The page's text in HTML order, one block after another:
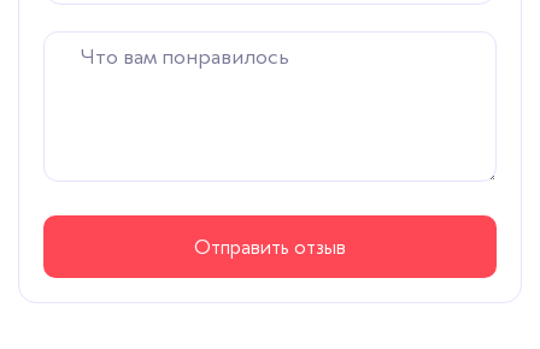
Отправить отзыв